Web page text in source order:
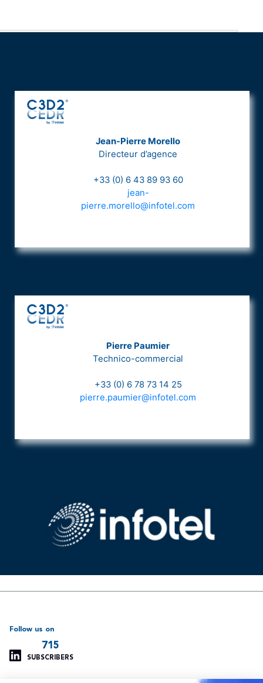
Jean-Pierre Morello
Directeur d’agence
+33 (0) 6 43 89 93 60
jean-
pierre.morello@infotel.com
Pierre Paumier
Technico-commercial
+33 (0) 6 78 73 14 25
pierre.paumier@infotel.com
Follow us on
715
SUBSCRIBERS